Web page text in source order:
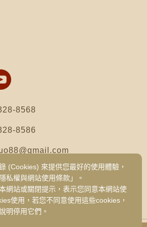
8568
8586
德區保安路二段552號（台南總公
區健行路1049號3樓之19（台中
）
(Cookies) 來提供您最好的使用體驗，
私權與網站使用條款」。
網站或關閉提示，表示您同意本網站使
使用，若您不同意使用這些cookies，
明停用它們。